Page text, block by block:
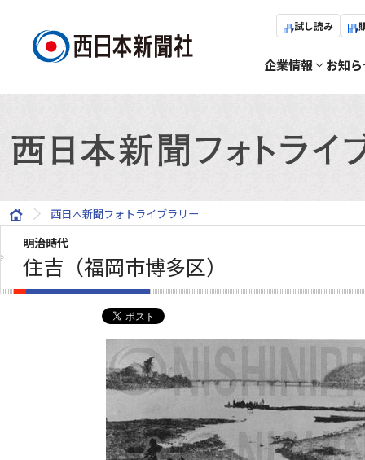
試し読み
企業情報 お知
西日本新聞フォトライブラリー
明治時代
住吉（福岡市博多区）